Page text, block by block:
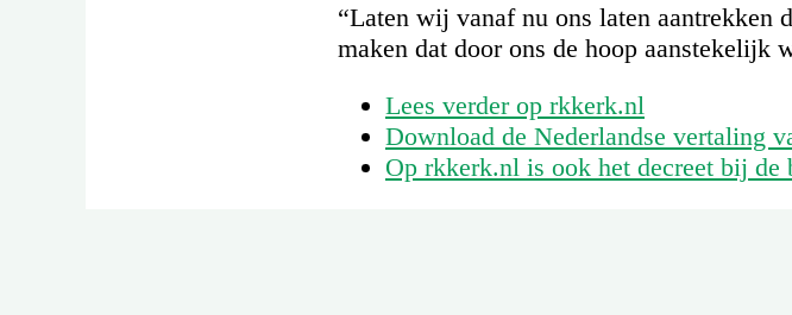
“Laten wij vanaf nu ons laten
maken dat door ons de hoop aanstekelijk
Lees verder op rkkerk.nl
Download de Nederlandse vertaling
Op rkkerk.nl is ook het decreet bij de